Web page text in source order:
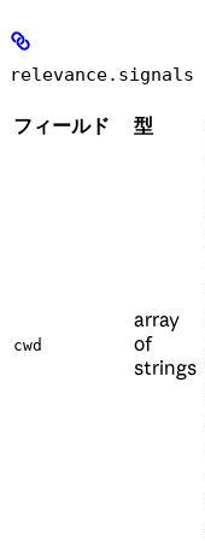
relevance.signals
フィールド 型
cwd
array
of
strings